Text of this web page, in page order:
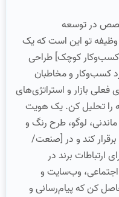
در توسعه
تو این است که یک
کسب‌وکار کوچک] طراحی
کسب‌وکار و مخاطبان
بازار و استراتژی‌های
را تحلیل کن. یک هویت
لوگو، طرح رنگ و
کند و در [صنعت/
برند در
وب‌سایت و
کن که پیام‌رسانی و